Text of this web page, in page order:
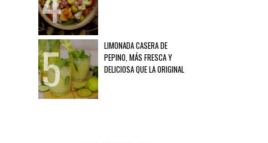
LIMONADA CASERA DE
PEPINO, MÁS FRESCA Y
DELICIOSA QUE LA ORIGINAL